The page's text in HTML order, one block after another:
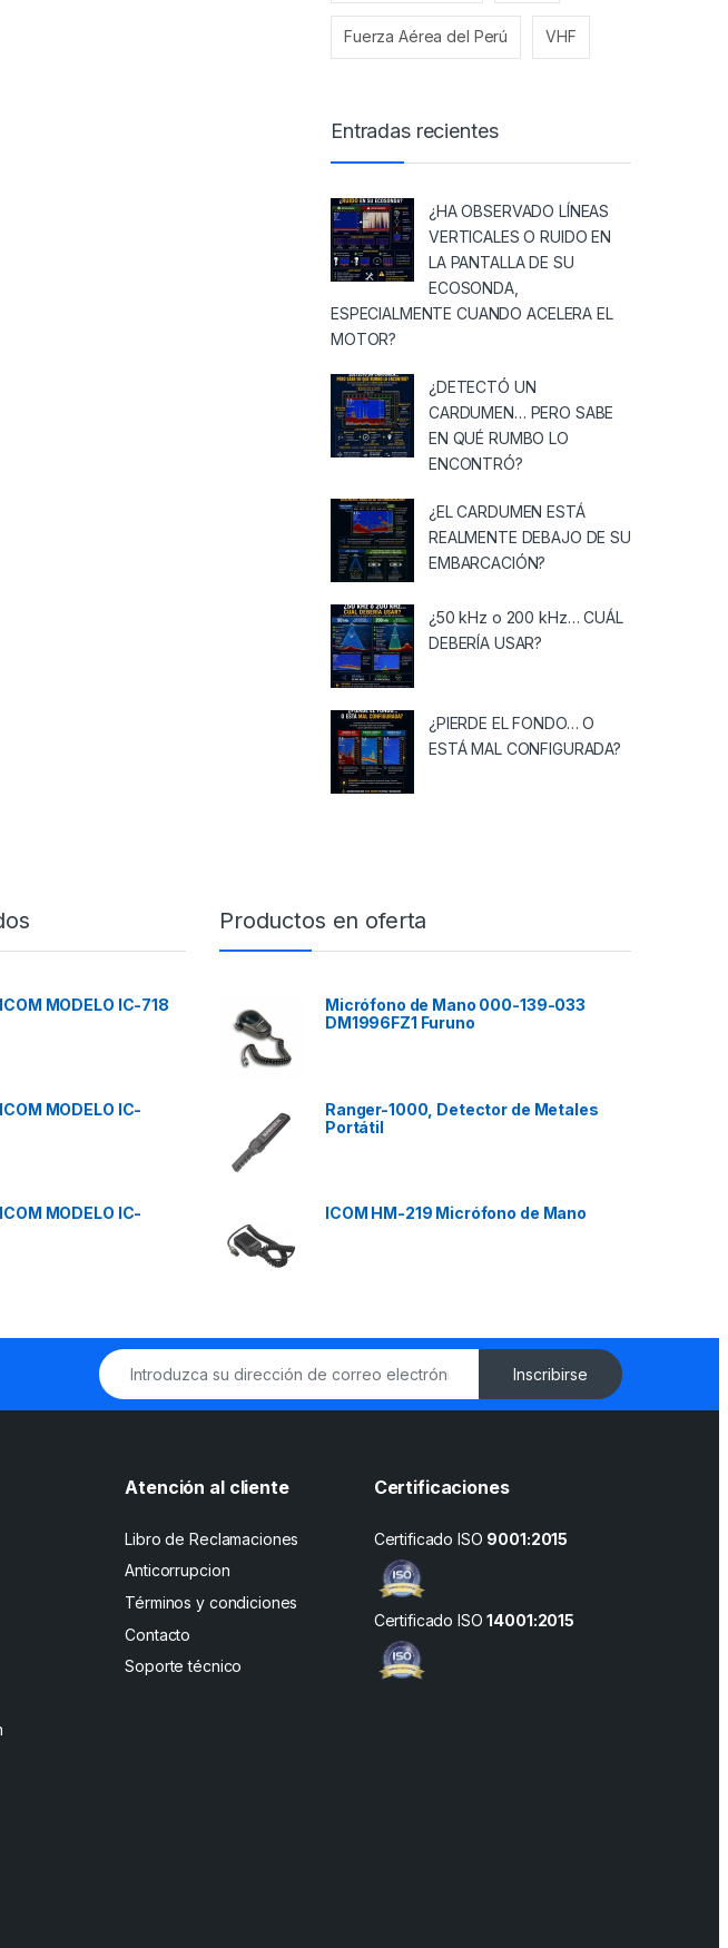
Fuerza Aérea del Perú VHF
Entradas recientes
¿HA OBSERVADO LÍNEAS
VERTICALES O RUIDO EN
LA PANTALLA DE SU
ECOSONDA,
ESPECIALMENTE CUANDO ACELERA EL
MOTOR?
¿DETECTÓ UN
CARDUMEN… PERO SABE
EN QUÉ RUMBO LO
ENCONTRÓ?
¿EL CARDUMEN ESTÁ
REALMENTE DEBAJO DE SU
EMBARCACIÓN?
¿50 kHz o 200 kHz… CUÁL
DEBERÍA USAR?
¿PIERDE EL FONDO… O
ESTÁ MAL CONFIGURADA?
MODELO IC-718
MODELO IC-
MODELO IC-
Productos en oferta
Micrófono de Mano 000-139-033
DM1996FZ1 Furuno
Ranger-1000, Detector de Metales
Portátil
ICOM HM-219 Micrófono de Mano
Inscribirse
Atención al cliente
Libro de Reclamaciones
Anticorrupcion
Términos y condiciones
Contacto
Soporte técnico
Certificaciones
Certificado ISO 9001:2015
Certificado ISO14001:2015